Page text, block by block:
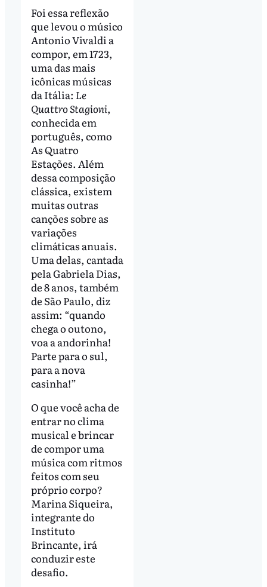
Foi essa reflexão
que levou o músico
Antonio Vivaldi a
compor, em 1723,
uma das mais
icônicas músicas
da Itália: Le
Quattro Stagioni,
conhecida em
português, como
As Quatro
Estações. Além
dessa composição
clássica, existem
muitas outras
canções sobre as
variações
climáticas anuais.
Uma delas, cantada
pela Gabriela Dias,
de 8 anos, também
de São Paulo, diz
assim: “quando
chega o outono,
voa a andorinha!
Parte para o sul,
para a nova
casinha!”
O que você acha de
entrar no clima
musical e brincar
de compor uma
música com ritmos
feitos com seu
próprio corpo?
Marina Siqueira,
integrante do
Instituto
Brincante, irá
conduzir este
desafio.